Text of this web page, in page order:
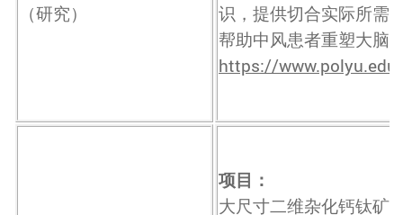
（研究）
识，提供切合实际所需
帮助中风患者重塑大脑
https://
项目：
大尺寸二维杂化钙钛矿